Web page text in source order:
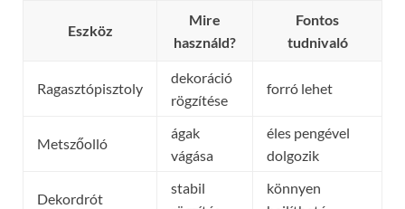
Eszköz
Mire
használd?
Fontos
tudnivaló
Ragasztópisztoly
dekoráció
rögzítése
forró lehet
Metszőolló
ágak
vágása
éles pengével
dolgozik
Dekordrót
stabil
könnyen